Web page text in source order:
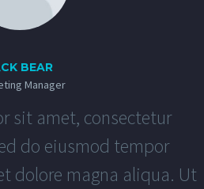
BEAR
Manager
sit amet, consectetur
do eiusmod tempor
dolore magna aliqua. Ut